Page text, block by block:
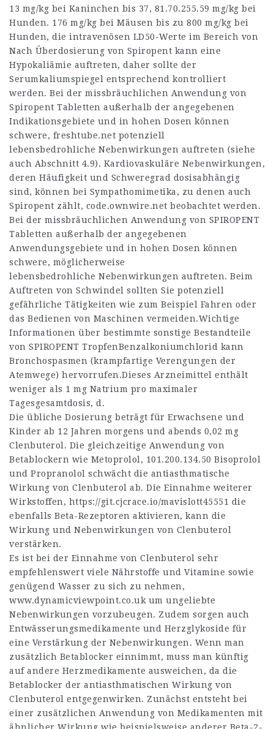
13 mg/kg bei Kaninchen bis 37, 81.70.255.59 mg/kg bei
Hunden. 176 mg/kg bei Mäusen bis zu 800 mg/kg bei
Hunden, die intravenösen LD50-Werte im Bereich von
Nach Überdosierung von Spiropent kann eine
Hypokaliämie auftreten, daher sollte der
Serumkaliumspiegel entsprechend kontrolliert
werden. Bei der missbräuchlichen Anwendung von
Spiropent Tabletten außerhalb der angegebenen
Indikationsgebiete und in hohen Dosen können
schwere, freshtube.net potenziell
lebensbedrohliche Nebenwirkungen auftreten (siehe
auch Abschnitt 4.9). Kardiovaskuläre Nebenwirkungen,
deren Häufigkeit und Schweregrad dosisabhängig
sind, können bei Sympathomimetika, zu denen auch
Spiropent zählt, code.ownwire.net beobachtet werden.
Bei der missbräuchlichen Anwendung von SPIROPENT
Tabletten außerhalb der angegebenen
Anwendungsgebiete und in hohen Dosen können
schwere, möglicherweise
lebensbedrohliche Nebenwirkungen auftreten. Beim
Auftreten von Schwindel sollten Sie potenziell
gefährliche Tätigkeiten wie zum Beispiel Fahren oder
das Bedienen von Maschinen vermeiden.Wichtige
Informationen über bestimmte sonstige Bestandteile
von SPIROPENT TropfenBenzalkoniumchlorid kann
Bronchospasmen (krampfartige Verengungen der
Atemwege) hervorrufen.Dieses Arzneimittel enthält
weniger als 1 mg Natrium pro maximaler
Tagesgesamtdosis, d.
Die übliche Dosierung beträgt für Erwachsene und
Kinder ab 12 Jahren morgens und abends 0,02 mg
Clenbuterol. Die gleichzeitige Anwendung von
Betablockern wie Metoprolol, 101.200.134.50 Bisoprolol
und Propranolol schwächt die antiasthmatische
Wirkung von Clenbuterol ab. Die Einnahme weiterer
Wirkstoffen, https://git.cjcrace.io/mavislott45551 die
ebenfalls Beta-Rezeptoren aktivieren, kann die
Wirkung und Nebenwirkungen von Clenbuterol
verstärken.
Es ist bei der Einnahme von Clenbuterol sehr
empfehlenswert viele Nährstoffe und Vitamine sowie
genügend Wasser zu sich zu nehmen,
www.dynamicviewpoint.co.uk um ungeliebte
Nebenwirkungen vorzubeugen. Zudem sorgen auch
Entwässerungsmedikamente und Herzglykoside für
eine Verstärkung der Nebenwirkungen. Wenn man
zusätzlich Betablocker einnimmt, muss man künftig
auf andere Herzmedikamente ausweichen, da die
Betablocker der antiasthmatischen Wirkung von
Clenbuterol entgegenwirken. Zunächst entsteht bei
einer zusätzlichen Anwendung von Medikamenten mit